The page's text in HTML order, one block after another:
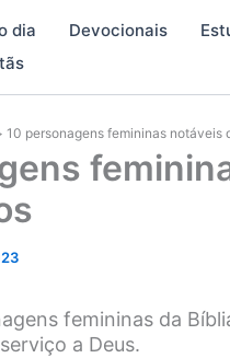
dia Devocionais
10 personagens femininas notáveis
femininas da
a Deus.